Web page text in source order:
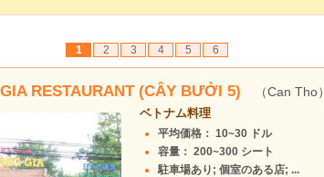
1 2 3 4 5 6
RESTAURANT (CÂY BƯỞI 5) （Can Tho）
ベトナム料理
平均価格： 10~30 ドル
容量： 200~300 シート
駐車場あり; 個室のある店; ...